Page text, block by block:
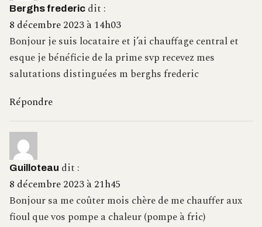
Berghs frederic dit :
8 décembre 2023 à 14h03
Bonjour je suis locataire et j’ai chauffage central et
esque je bénéficie de la prime svp recevez mes
salutations distinguées m berghs frederic
Répondre
Guilloteau dit :
8 décembre 2023 à 21h45
Bonjour sa me coûter mois chère de me chauffer aux
fioul que vos pompe a chaleur (pompe à fric)